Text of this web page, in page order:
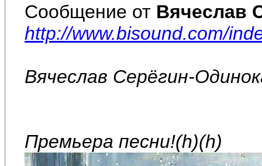
Сообщение от Вячеслав
http://www.bisound.com/
Вячеслав Серёгин-
Премьера песни!(h)(h)